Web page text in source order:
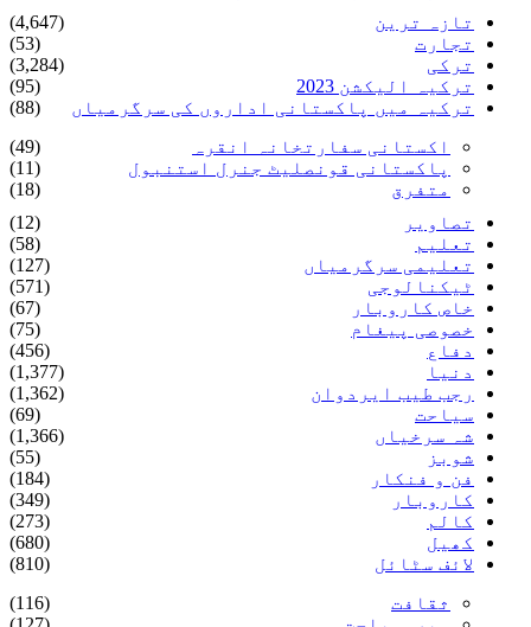
تازہ ترین
(4,647)
تجارت
(53)
ترکی
(3,284)
ترکیہ الیکشن 2023
(95)
ترکیہ میں پاکستانی اداروں کی سرگرمیاں
(88)
اکستانی سفارتخانہ انقرہ
(49)
پاکستانی قونصلیٹ جنرل استنبول
(11)
متفرق
(18)
تصاویر
(12)
تعلیم
(58)
تعلیمی سرگرمیاں
(127)
ٹیکنالوجی
(571)
خاص کاروبار
(67)
خصوصی پیغام
(75)
دفاع
(456)
دنیا
(1,377)
رجب طیب ایردوان
(1,362)
سیاحت
(69)
شہ سرخیاں
(1,366)
شوبز
(55)
فن و فنکار
(184)
کاروبار
(349)
کالم
(273)
کھیل
(680)
لائف سٹائل
(810)
ثقافت
(116)